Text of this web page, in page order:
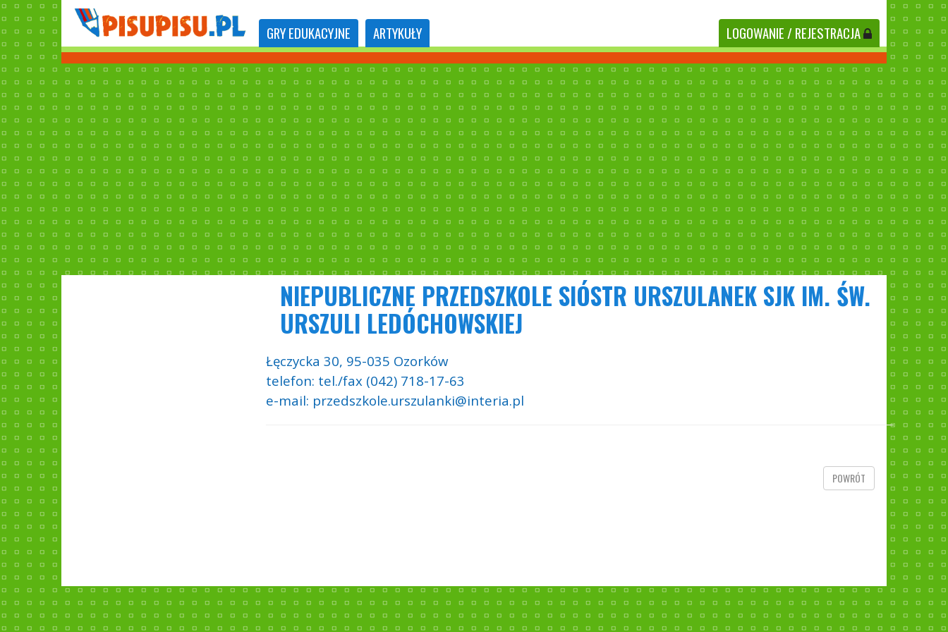
GRYEDUKACYJNE ARTYKUŁY LOGOWANIE / REJESTRACJA
NIEPUBLICZNE PRZEDSZKOLE SIÓSTR URSZULANEK SJK IM. ŚW.
URSZULI LEDÓCHOWSKIEJ
Łęczycka 30, 95-035 Ozorków
telefon: tel./fax (042) 718-17-63
e-mail: przedszkole.urszulanki@interia.pl
POWRÓT